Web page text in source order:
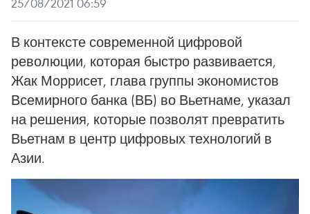
В контексте современной цифровой
революции, которая быстро развивается,
Жак Моррисет, глава группы экономистов
Всемирного банка (ВБ) во Вьетнаме, указал
на решения, которые позволят превратить
Вьетнам в центр цифровых технологий в
Азии.